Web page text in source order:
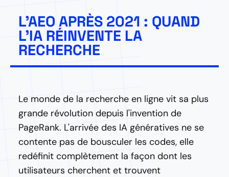
L'AEO APRÈS 2021 : QUAND
L'IA RÉINVENTE LA
RECHERCHE
Le monde de la recherche en ligne vit sa plus
grande révolution depuis l'invention de
PageRank. L'arrivée des IA génératives ne se
contente pas de bousculer les codes, elle
redéfinit complètement la façon dont les
utilisateurs cherchent et trouvent